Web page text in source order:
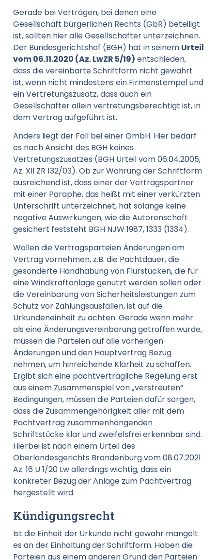
Gerade bei Verträgen, bei denen eine
Gesellschaft bürgerlichen Rechts (GbR) beteiligt
ist, sollten hier alle Gesellschafter unterzeichnen.
Der Bundesgerichtshof (BGH) hat in seinem Urteil
vom 06.11.2020 (Az. LwZR 5/19) entschieden,
dass die vereinbarte Schriftform nicht gewahrt
ist, wenn nicht mindestens ein Firmenstempel und
ein Vertretungszusatz, dass auch ein
Gesellschafter allein vertretungsberechtigt ist, in
dem Vertrag aufgeführt ist.
Anders liegt der Fall bei einer GmbH. Hier bedarf
es nach Ansicht des BGH keines
Vertretungszusatzes (BGH Urteil vom 06.04.2005,
Az. XII ZR 132/03). Ob zur Wahrung der Schriftform
ausreichend ist, dass einer der Vertragspartner
mit einer Paraphe, das heißt mit einer verkürzten
Unterschrift unterzeichnet, hat solange keine
negative Auswirkungen, wie die Autorenschaft
gesichert feststeht BGH NJW 1987, 1333 (1334).
Wollen die Vertragsparteien Änderungen am
Vertrag vornehmen, z.B. die Pachtdauer, die
gesonderte Handhabung von Flurstücken, die für
eine Windkraftanlage genutzt werden sollen oder
die Vereinbarung von Sicherheitsleistungen zum
Schutz vor Zahlungsausfällen, ist auf die
Urkundeneinheit zu achten. Gerade wenn mehr
als eine Änderungsvereinbarung getroffen wurde,
müssen die Parteien auf alle vorherigen
Änderungen und den Hauptvertrag Bezug
nehmen, um hinreichende Klarheit zu schaffen.
Ergibt sich eine pachtvertragliche Regelung erst
aus einem Zusammenspiel von „verstreuten“
Bedingungen, müssen die Parteien dafür sorgen,
dass die Zusammengehörigkeit aller mit dem
Pachtvertrag zusammenhängenden
Schriftstücke klar und zweifelsfrei erkennbar sind.
Hierbei ist nach einem Urteil des
Oberlandesgerichts Brandenburg vom 08.07.2021
Az. 16 U 1/20 Lw allerdings wichtig, dass ein
konkreter Bezug der Anlage zum Pachtvertrag
hergestellt wird.
Kündigungsrecht
Ist die Einheit der Urkunde nicht gewahr mangelt
es an der Einhaltung der Schriftform. Haben die
Parteien aus einem anderen Grund den Parteien